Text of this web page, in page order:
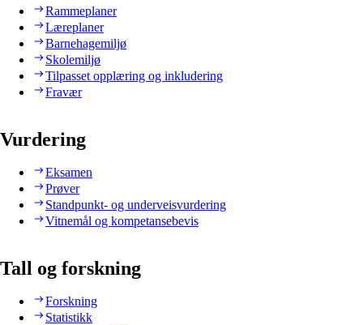
Rammeplaner
Læreplaner
Barnehagemiljø
Skolemiljø
Tilpasset opplæring og inkludering
Fravær
Vurdering
Eksamen
Prøver
Standpunkt- og underveisvurdering
Vitnemål og kompetansebevis
Tall og forskning
Forskning
Statistikk